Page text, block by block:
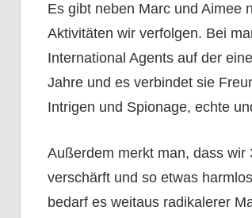
Es gibt neben Marc und Aimee
Aktivitäten wir verfolgen. Bei
International Agents auf der
Jahre und es verbindet sie
Intrigen und Spionage, echte
Außerdem merkt man, dass
verschärft und so etwas
bedarf es weitaus radikalerer